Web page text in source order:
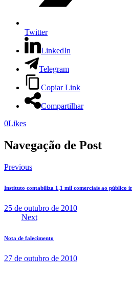
Twitter
LinkedIn
Telegram
Copiar Link
Compartilhar
0Likes
Navegação de Post
Previous
Instituto contabiliza 1,1 mil comerciais ao público
25 de outubro de 2010
Next
Nota de falecimento
27 de outubro de 2010